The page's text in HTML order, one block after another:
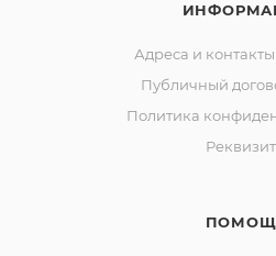
Адреса и
Публичный
Политика